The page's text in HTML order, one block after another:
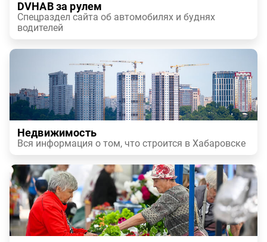
DVHAB за рулем
Спецраздел сайта об автомобилях и буднях
водителей
Недвижимость
Вся информация о том, что строится в Хабаровске